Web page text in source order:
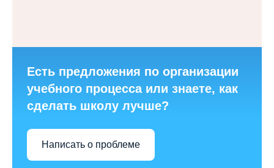
Есть предложения по организации
учебного процесса или знаете, как
сделать школу лучше?
Написать о проблеме